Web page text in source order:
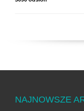
NAJNOWSZE